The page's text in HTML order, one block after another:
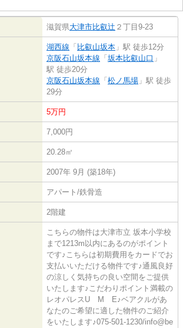
滋賀県大津市比叡辻 ２丁目9-23
湖西線 「 比叡山坂本 」駅 徒歩12分
京阪石山坂本線 「 坂本比叡山口 」
駅 徒歩20分
京阪石山坂本線 「 松ノ馬場 」駅 徒歩
29分
5万円
7,000円
20.28㎡
2007年 9月 (築18年)
アパート/鉄骨造
2階建
こちらの物件は大津市立 坂本小学校
まで1213m以内にあるのがポイント
です♪こちらは初期費用をカードでお
支払いいただける物件です♪通風良好
の涼しく気持ちの良い空間をご提供
いたします♪こだわりポイント満載の
レオパレスU M E♪ベアクルがあ
なたのご希望に適した物件のご紹介
をいたします♪075-501-1230/info@be